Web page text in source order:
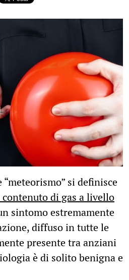
si definisce
contenuto di gas a livello
sintomo estremamente
diffuso in tutte le
presente tra anziani
è di solito benigna e